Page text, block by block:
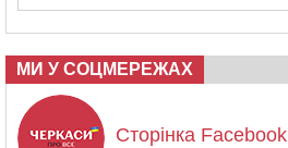
МИ У СОЦМЕРЕЖАХ
Сторінка Facebook